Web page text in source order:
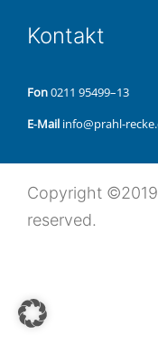
Kon­takt
Fon0211 95499–13
E‑Mail info@prahl-
Copy­right
reserved.